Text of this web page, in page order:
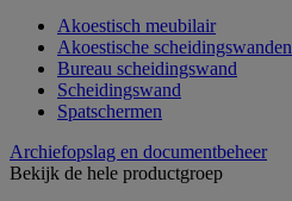
Akoestisch meubilair
Akoestische scheidingswanden
Bureau scheidingswand
Scheidingswand
Spatschermen
Archiefopslag en documentbeheer
Bekijk de hele productgroep